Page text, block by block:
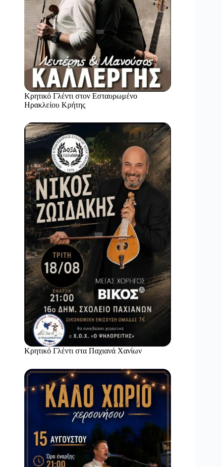
Κρητικό Γλέντι στον Εσταυρωμένο
Ηρακλείου Κρήτης
Κρητικό Γλέντι στα Παχιανά Χανίων